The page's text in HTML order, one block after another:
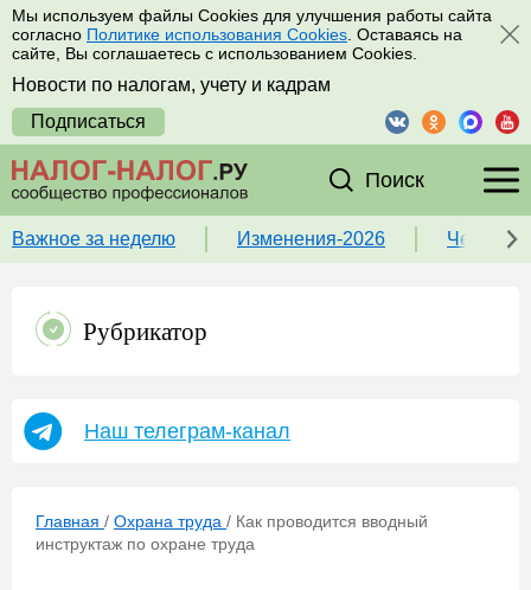
Мы используем файлы Cookies для улучшения работы сайта
согласно Политике использования Cookies . Оставаясь на
сайте, Вы соглашаетесь с использованием Cookies.
Новости по налогам, учету и кадрам
Подписаться
Поиск
Важное за неделю Изменения-2026 Чек-
Рубрикатор
Наш телеграм-канал
Главная / Охрана труда / Как проводится вводный
инструктаж по охране труда